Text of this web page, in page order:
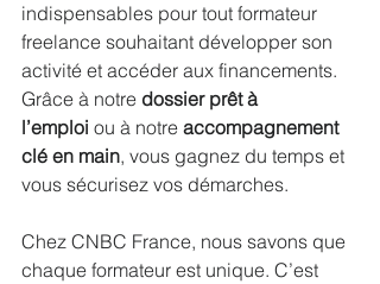
indispensables pour tout formateur
freelance souhaitant développer son
activité et accéder aux financements.
Grâce à notre dossier prêt à
l’emploi ou à notre accompagnement
clé en main, vous gagnez du temps et
vous sécurisez vos démarches.
Chez CNBC France, nous savons que
chaque formateur est unique. C’est